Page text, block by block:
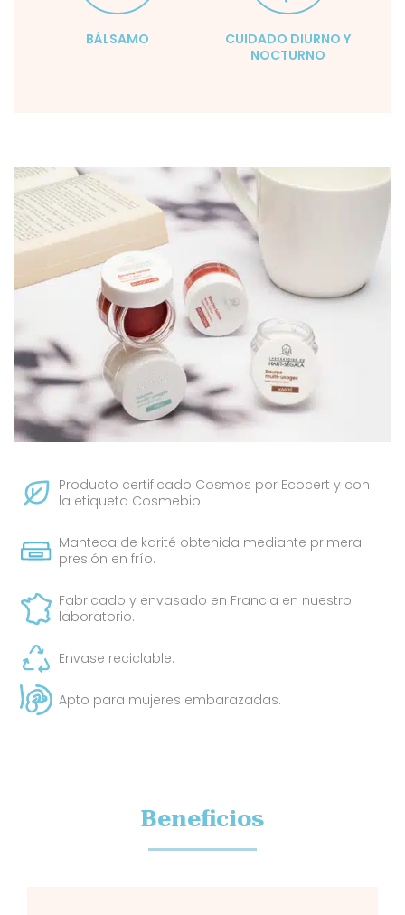
BÁLSAMO
CUIDADO DIURNO Y
NOCTURNO
Producto certificado Cosmos por Ecocert y con
la etiqueta Cosmebio.
Manteca de karité obtenida mediante primera
presión en frío.
Fabricado y envasado en Francia en nuestro
laboratorio.
Envase reciclable.
Apto para mujeres embarazadas.
Beneficios